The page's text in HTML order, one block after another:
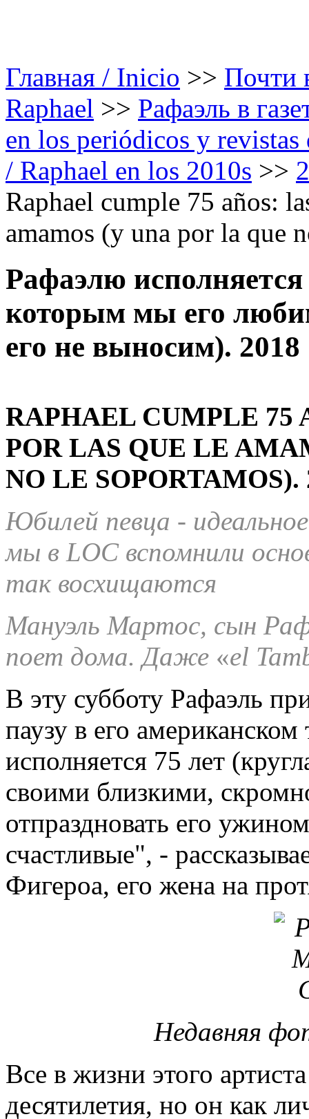
Главная / Inicio >> Почти
Raphael >> Рафаэль в
en los periódicos y
/ Raphael en los 2010s >>
Raphael cumple 75 años:
amamos (y una por la que
Рафаэлю
которым мы его
его не выносим). 2018
RAPHAEL CUMPLE 75
POR LAS QUE LE
NO LE SOPORTAMOS).
Юбилей певца -
мы в LOCвспомнили
так восхищаются
Мануэль Мартос, сын
поет дома. Даже «el
В эту субботу Рафаэль
паузу в его
исполняется 75 лет
своими близкими,
отпраздновать его
счастливые", -
Фигероа, его жена на
Недавняя
Все в жизни этого
десятилетия, но он как